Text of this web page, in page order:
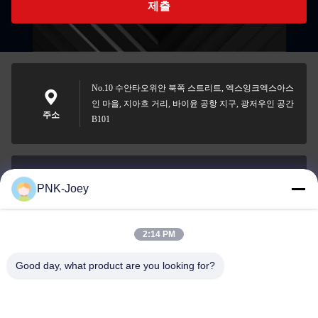
제출
주소
No.10 수안타오위안 북쪽 스트리트, 엑스잉크엑스아스
인 마을, 지아흐 거리, 바이윤 공항 지구, 광저우인 공간
B101
008613580404923
PNK-Joey
2:14 PM
Good day, what product are you looking for?